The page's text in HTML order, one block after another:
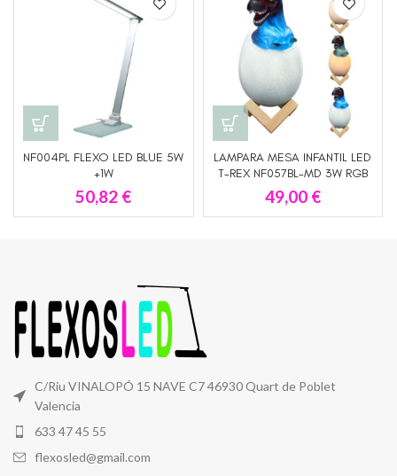
NF004PL FLEXO LED BLUE 5W
+1W
50,82 €
LAMPARA MESA INFANTIL LED
T-REX NF057BL-MD 3W RGB
CON MANDO A DISTANCIA
BATERIA NFR ILUMINACION
49,00 €
C/Riu VINALOPÓ 15 NAVE C7 46930 Quart de Poblet
Valencia
633 47 45 55
flexosled@gmail.com